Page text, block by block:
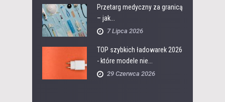
Przetarg medyczny za granicą
– jak...
7 Lipca 2026
TOP szybkich ładowarek 2026
- które modele nie...
29 Czerwca 2026